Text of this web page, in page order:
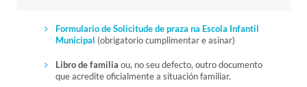
Formulario de Solicitude de praza na Escola Infantil
Municipal (obrigatorio cumplimentar e asinar)
Libro de familia ou, no seu defecto, outro documento
que acredite oficialmente a situación familiar.